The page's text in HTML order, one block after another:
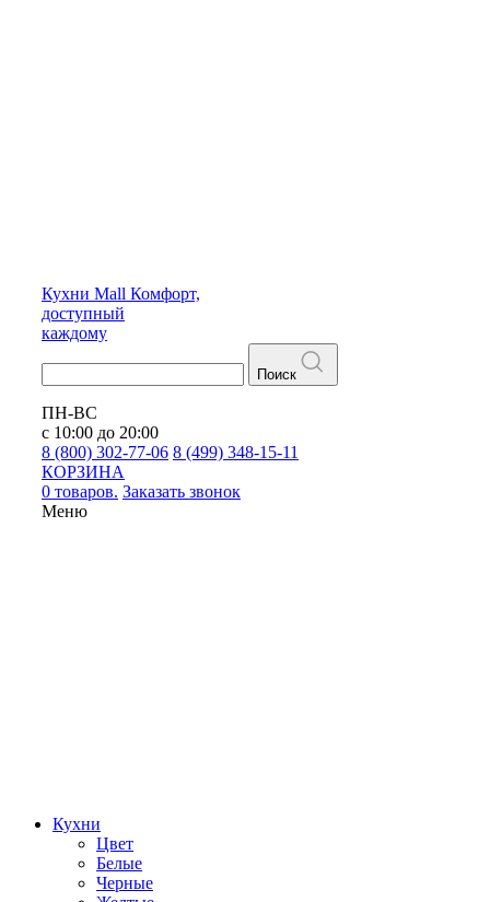
Кухни Mall Комфорт,
доступный
каждому
Поиск
ПН-ВС
с 10:00 до 20:00
8 (800) 302-77-06 8 (499) 348-15-11
КОРЗИНА
0 товаров. Заказать звонок
Меню
Кухни
Цвет
Белые
Черные